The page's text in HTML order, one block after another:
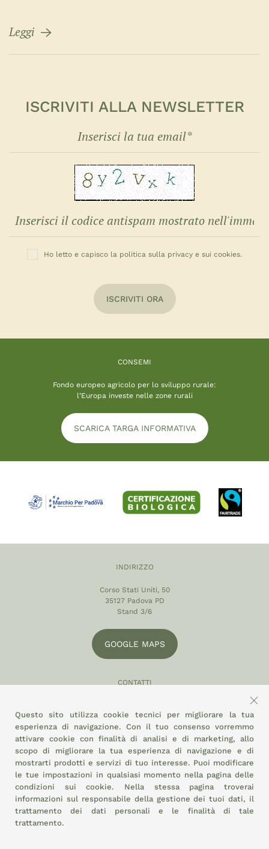
Leggi
ISCRIVITI ALLA NEWSLETTER
Ho letto e capisco la politica sulla privacy e sui cookies.
ISCRIVITI ORA
CONSEMI
Fondo europeo agricolo per lo sviluppo rurale:
l’Europa investe nelle zone rurali
SCARICA TARGA INFORMATIVA
INDIRIZZO
Corso Stati Uniti, 50
35127 Padova PD
Stand 3/6
GOOGLE MAPS
CONTATTI
info@eltamiso.it
ADERIAMO A
Questo sito utilizza cookie tecnici per migliorare la tua
esperienza di navigazione. Con il tuo consenso vorremmo
attivare cookie con finalità di analisi e di marketing, allo
scopo di migliorare la tua esperienza di navigazione e di
mostrarti prodotti e servizi di tuo interesse. Puoi modificare
le tue impostazioni in qualsiasi momento nella pagina delle
condizioni sui cookie. Nella stessa pagina troverai
informazioni sul responsabile della gestione dei tuoi dati, il
trattamento dei dati personali e le finalità di tale
trattamento.